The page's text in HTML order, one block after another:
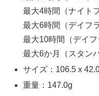
最大4時間（ナイト
最大6時間（デイフ
最大10時間（デイフ
最大6か月（スタン
サイズ：106.5 x
重量：147.0g